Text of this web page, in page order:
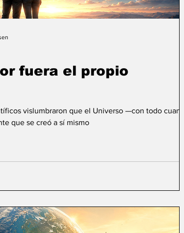
fuera el propio
vislumbraron que el Universo —con todo cuanto
que se creó a sí mismo